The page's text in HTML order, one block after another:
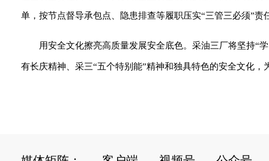
单，按节点督导承包点、隐患排查等履职压实“三管三必须”
用安全文化擦亮高质量发展安全底色。采油三厂将坚持“
有长庆精神、采三“五个特别能”精神和独具特色的安全文化